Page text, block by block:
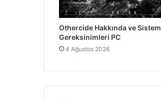
Othercide Hakkında ve Sistem
Gereksinimleri PC
4 Ağustos 2026